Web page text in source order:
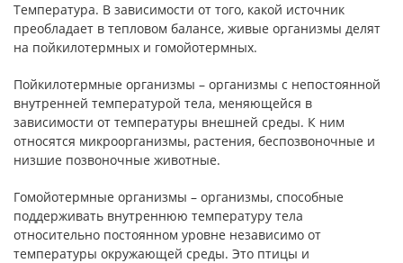
Температура. В зависимости от того, какой источник
преобладает в тепловом балансе, живые организмы делят
на пойкилотермных и гомойотермных.
Пойкилотермные организмы – организмы с непостоянной
внутренней температурой тела, меняющейся в
зависимости от температуры внешней среды. К ним
относятся микроорганизмы, растения, беспозвоночные и
низшие позвоночные животные.
Гомойотермные организмы – организмы, способные
поддерживать внутреннюю температуру тела
относительно постоянном уровне независимо от
температуры окружающей среды. Это птицы и